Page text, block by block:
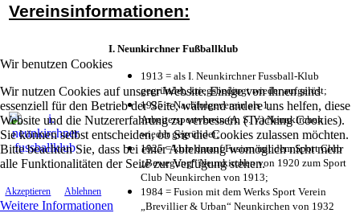
Wir benutzen Cookies
Wir nutzen Cookies auf unserer Website. Einige von ihnen sind
essenziell für den Betrieb der Seite, während andere uns helfen, diese
Website und die Nutzererfahrung zu verbessern (Tracking Cookies).
Sie können selbst entscheiden, ob Sie die Cookies zulassen möchten.
Bitte beachten Sie, dass bei einer Ablehnung womöglich nicht mehr
alle Funktionalitäten der Seite zur Verfügung stehen.
Akzeptieren Ablehnen
Weitere Informationen
Vereinsinformationen:
I. Neunkirchner Fußballklub
1913 = als I. Neunkirchner Fussball-Klub
gegründet, kriegsbedingt wieder aufgelöst;
1925 = Nachfolgeverein als 1.
Arbeitersportverein (A. S. V.) Neunkirchen
wieder gegründet;
1925 = kurz darauf Fusion mit dem Sport Club
„Bewegung“ Neunkirchen von 1920 zum Sport
Club Neunkirchen von 1913;
1984 = Fusion mit dem Werks Sport Verein
„Brevillier & Urban“ Neunkirchen von 1932